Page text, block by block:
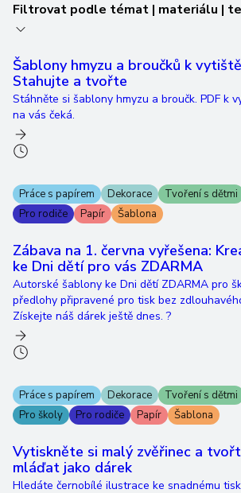
Filtrovat podle témat | materiálu |
Šablony hmyzu a broučků k
Stahujte a tvořte
Stáhněte si šablony hmyzu a broučk. PDF k
na vás čeká.
Práce s papírem Dekorace Tvoření s dětmi
Pro rodiče
Papír Šablona
Zábava na 1. června vyřešena:
ke Dni dětí pro vás ZDARMA
Autorské šablony ke Dni dětí ZDARMA pro
předlohy připravené pro tisk bez
Získejte náš dárek ještě dnes. ?
Práce s papírem Dekorace Tvoření s dětmi
Pro školy
Pro rodiče Papír Šablona
Vytiskněte si malý zvěřinec a
mláďat jako dárek
Hledáte černobílé ilustrace ke snadnému